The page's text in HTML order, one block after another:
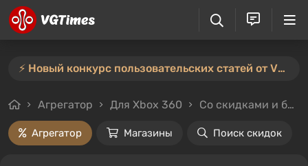
⚡️ Новый конкурс пользовательских статей от VGTimes — участвуйте тут ⚡️
Агрегатор Для Xbox 360 Со скидками и без
Агрегатор Магазины Поиск скидок